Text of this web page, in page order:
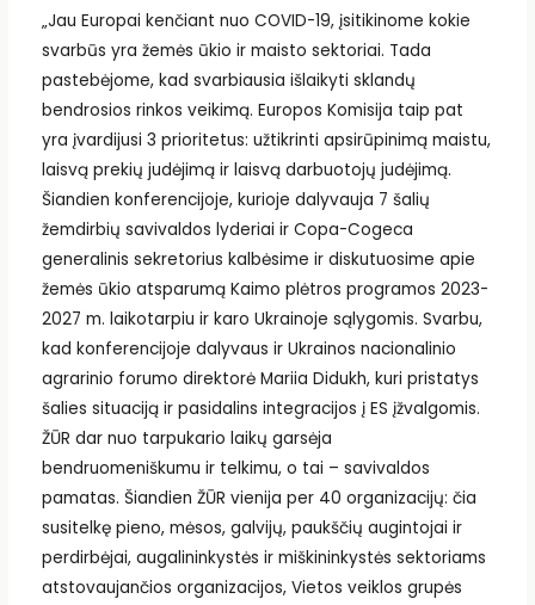
„Jau Europai kenčiant nuo COVID-19, įsitikinome kokie
svarbūs yra žemės ūkio ir maisto sektoriai. Tada
pastebėjome, kad svarbiausia išlaikyti sklandų
bendrosios rinkos veikimą. Europos Komisija taip pat
yra įvardijusi 3 prioritetus: užtikrinti apsirūpinimą maistu,
laisvą prekių judėjimą ir laisvą darbuotojų judėjimą.
Šiandien konferencijoje, kurioje dalyvauja 7 šalių
žemdirbių savivaldos lyderiai ir Copa-Cogeca
generalinis sekretorius kalbėsime ir diskutuosime apie
žemės ūkio atsparumą Kaimo plėtros programos 2023-
2027 m. laikotarpiu ir karo Ukrainoje sąlygomis. Svarbu,
kad konferencijoje dalyvaus ir Ukrainos nacionalinio
agrarinio forumo direktorė Mariia Didukh, kuri pristatys
šalies situaciją ir pasidalins integracijos į ES įžvalgomis.
ŽŪR dar nuo tarpukario laikų garsėja
bendruomeniškumu ir telkimu, o tai – savivaldos
pamatas. Šiandien ŽŪR vienija per 40 organizacijų: čia
susitelkę pieno, mėsos, galvijų, paukščių augintojai ir
perdirbėjai, augalininkystės ir miškininkystės sektoriams
atstovaujančios organizacijos, Vietos veiklos grupės